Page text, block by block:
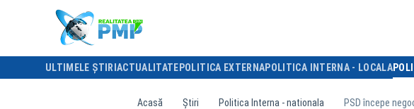
ULTIMELE ȘTIRI ACTUALITATE POLITICA EXTERNAPOLITICA INTERNA - LOCALA
Acasă Știri Politica Interna - nationala PSD începe